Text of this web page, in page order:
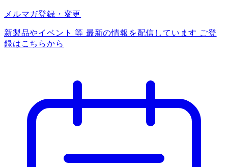
メルマガ登録・変更
新製品やイベント 等 最新の情報を配信しています ご登
録はこちらから